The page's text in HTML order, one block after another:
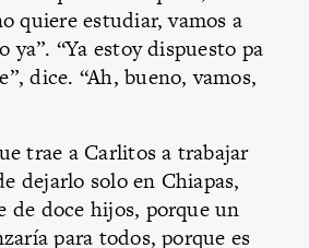
quiere estudiar, vamos a
ya”. “Ya estoy dispuesto pa
dice. “Ah, bueno, vamos,
trae a Carlitos a trabajar
dejarlo solo en Chiapas,
de doce hijos, porque un
para todos, porque es